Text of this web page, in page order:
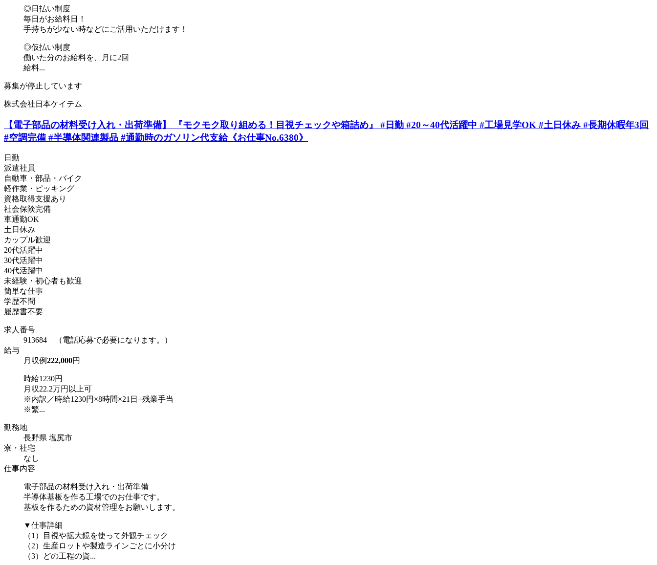
◎日払い制度
毎日がお給料日！
手持ちが少ない時などにご活用いただけます！
◎仮払い制度
働いた分のお給料を、月に2回
給料...
募集が停止しています
株式会社日本ケイテム
【電子部品の材料受け入れ・出荷準備】 『モクモク取り組める！目視チェックや箱詰め』 #日勤 #20～40代活躍中 #工場見学OK #土日休み #長期休暇年3回
#空調完備 #半導体関連製品 #通勤時のガソリン代支給《お仕事No.6380》
日勤
派遣社員
自動車・部品・バイク
軽作業・ピッキング
資格取得支援あり
社会保険完備
車通勤OK
土日休み
カップル歓迎
20代活躍中
30代活躍中
40代活躍中
未経験・初心者も歓迎
簡単な仕事
学歴不問
履歴書不要
求人番号
913684 （電話応募で必要になります。）
給与
月収例222,000円
時給1230円
月収22.2万円以上可
※内訳／時給1230円×8時間×21日+残業手当
※繁...
勤務地
長野県 塩尻市
寮・社宅
なし
仕事内容
電子部品の材料受け入れ・出荷準備
半導体基板を作る工場でのお仕事です。
基板を作るための資材管理をお願いします。
▼仕事詳細
（1）目視や拡大鏡を使って外観チェック
（2）生産ロットや製造ラインごとに小分け
（3）どの工程の資...